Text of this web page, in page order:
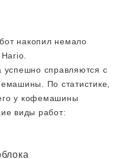
накопил немало
справляются с
По статистике,
у кофемашины
виды работ: